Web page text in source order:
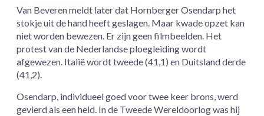
Van Beveren meldt later dat Hornberger Osendarp het
stokje uit de hand heeft geslagen. Maar kwade opzet kan
niet worden bewezen. Er zijn geen filmbeelden. Het
protest van de Nederlandse ploegleiding wordt
afgewezen. Italië wordt tweede (41,1) en Duitsland derde
(41,2).
Osendarp, individueel goed voor twee keer brons, werd
gevierd als een held. In de Tweede Wereldoorlog was hij